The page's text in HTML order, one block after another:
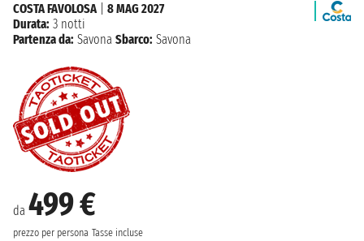
da 499 €
prezzo per persona Tasse incluse
COSTA FAVOLOSA| 8 MAG 2027
Durata: 3 notti
Partenza da: Savona Sbarco: Savona